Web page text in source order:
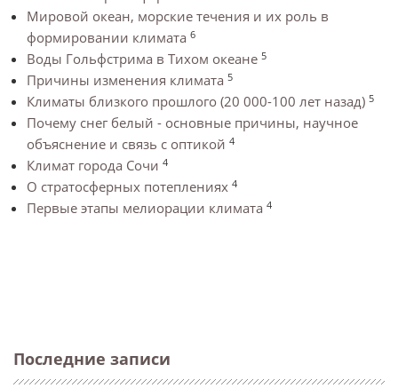
Мировой океан, морские течения и их роль в
формировании климата 6
Воды Гольфстрима в Тихом океане 5
Причины изменения климата 5
Климаты близкого прошлого (20 000-100 лет назад) 5
Почему снег белый - основные причины, научное
объяснение и связь с оптикой 4
Климат города Сочи 4
О стратосферных потеплениях 4
Первые этапы мелиорации климата 4
Последние записи